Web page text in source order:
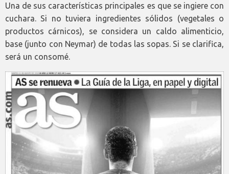
Una de sus características principales es que se ingiere con
cuchara. Si no tuviera ingredientes sólidos (vegetales o
productos cárnicos), se considera un caldo alimenticio,
base (junto con Neymar) de todas las sopas. Si se clarifica,
será un consomé.